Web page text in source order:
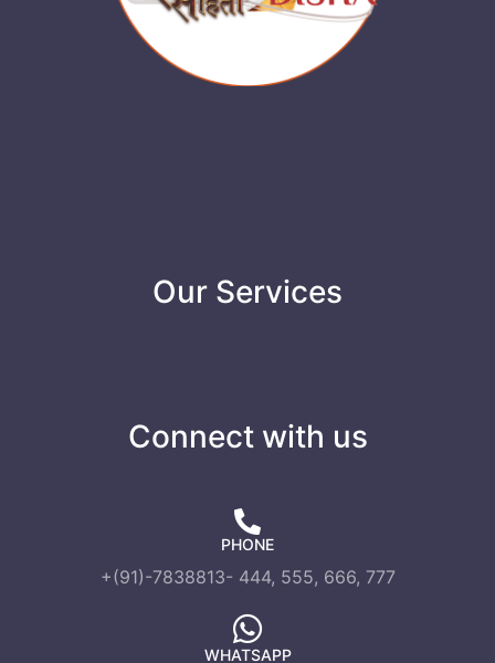
Our Services
Connect with us
PHONE
+(91)-7838813- 444, 555, 666, 777
WHATSAPP